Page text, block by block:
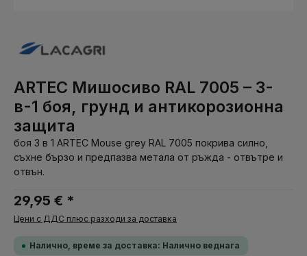
ARTEC Мишосиво RAL 7005 – 3-
в-1 боя, грунд и антикорозионна
защита
боя 3 в 1 ARTEC Mouse grey RAL 7005 покрива силно,
съхне бързо и предпазва метала от ръжда - отвътре и
отвън.
29,95 € *
Цени с ДДС плюс разходи за доставка
Налично, време за доставка: Налично веднага